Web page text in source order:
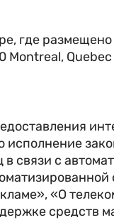
где
Montreal,
связи с
«О
средств